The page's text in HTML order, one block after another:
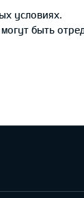
условиях.
быть